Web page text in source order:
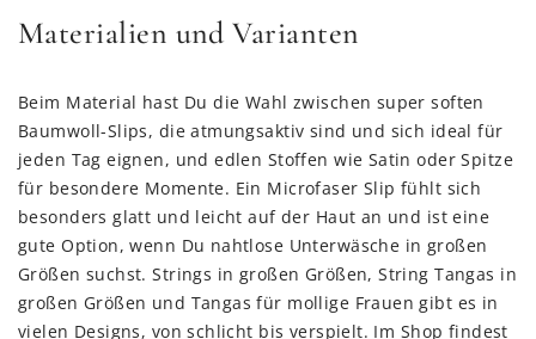
Materialien und Varianten
Beim Material hast Du die Wahl zwischen super soften
Baumwoll-Slips, die atmungsaktiv sind und sich ideal für
jeden Tag eignen, und edlen Stoffen wie Satin oder Spitze
für besondere Momente. Ein Microfaser Slip fühlt sich
besonders glatt und leicht auf der Haut an und ist eine
gute Option, wenn Du nahtlose Unterwäsche in großen
Größen suchst. Strings in großen Größen, String Tangas in
großen Größen und Tangas für mollige Frauen gibt es in
vielen Designs, von schlicht bis verspielt. Im Shop findest